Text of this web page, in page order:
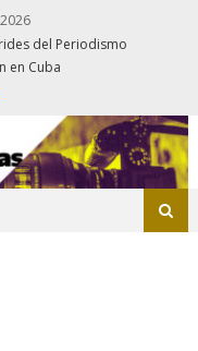
del Periodismo
en Cuba